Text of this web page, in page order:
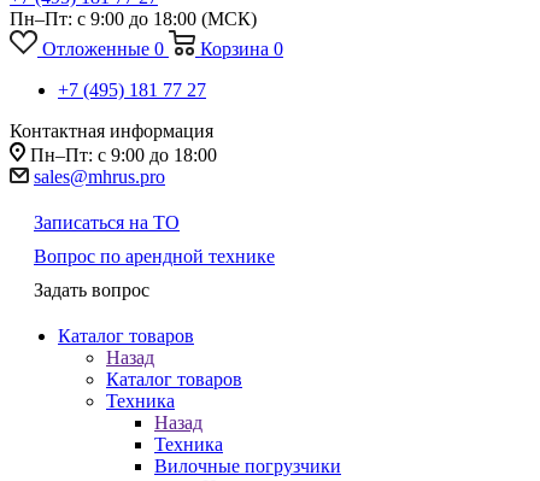
Пн–Пт: с 9:00 до 18:00 (МСК)
Отложенные 0 Корзина 0
+7 (495) 181 77 27
Контактная информация
Пн–Пт: с 9:00 до 18:00
sales@mhrus.pro
Записаться на ТО
Вопрос по арендной технике
Задать вопрос
Каталог товаров
Назад
Каталог товаров
Техника
Назад
Техника
Вилочные погрузчики